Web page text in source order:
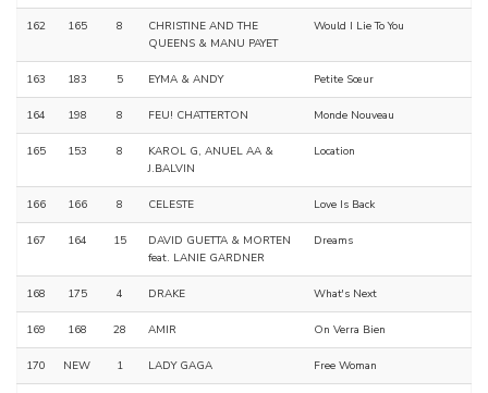
162 165 8
CHRISTINE AND THE
QUEENS & MANU PAYET
Would I Lie To You
163 183 5 EYMA & ANDY Petite Sœur
164 198 8 FEU! CHATTERTON Monde Nouveau
165 153 8
KAROL G, ANUEL AA &
J.BALVIN
Location
166 166 8 CELESTE Love Is Back
167 164 15
DAVID GUETTA & MORTEN
feat. LANIE GARDNER
Dreams
168 175 4 DRAKE What's Next
169 168 28 AMIR On Verra Bien
170 NEW 1 LADY GAGA Free Woman